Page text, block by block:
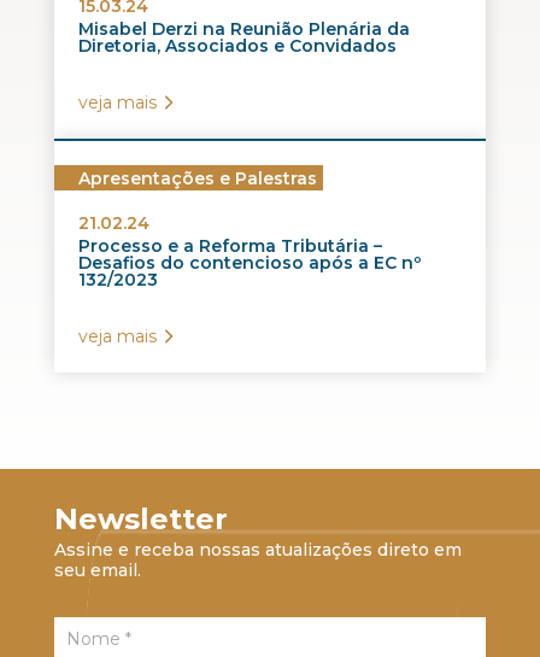
15.03.24
Misabel Derzi na Reunião Plenária da
Diretoria, Associados e Convidados
veja mais
Apresentações e Palestras
21.02.24
Processo e a Reforma Tributária –
Desafios do contencioso após a EC nº
132/2023
veja mais
Newsletter
Assine e receba nossas atualizações direto em
seu email.